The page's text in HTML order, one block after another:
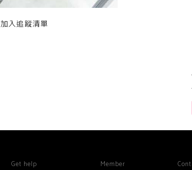
加入追蹤清單
Get help Member